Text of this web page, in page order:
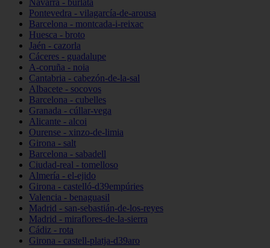
Navarra - burlata
Pontevedra - vilagarcía-de-arousa
Barcelona - montcada-i-reixac
Huesca - broto
Jaén - cazorla
Cáceres - guadalupe
A-coruña - noia
Cantabria - cabezón-de-la-sal
Albacete - socovos
Barcelona - cubelles
Granada - cúllar-vega
Alicante - alcoi
Ourense - xinzo-de-limia
Girona - salt
Barcelona - sabadell
Ciudad-real - tomelloso
Almería - el-ejido
Girona - castelló-d39empúries
Valencia - benaguasil
Madrid - san-sebastián-de-los-reyes
Madrid - miraflores-de-la-sierra
Cádiz - rota
Girona - castell-platja-d39aro